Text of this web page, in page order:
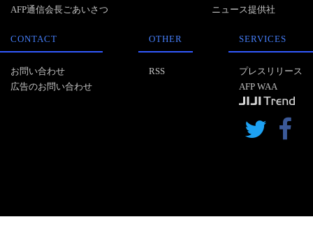
AFP通信会長ごあいさつ
ニュース提供社
CONTACT
お問い合わせ
広告のお問い合わせ
OTHER
RSS
SERVICES
プレスリリース
AFP WAA